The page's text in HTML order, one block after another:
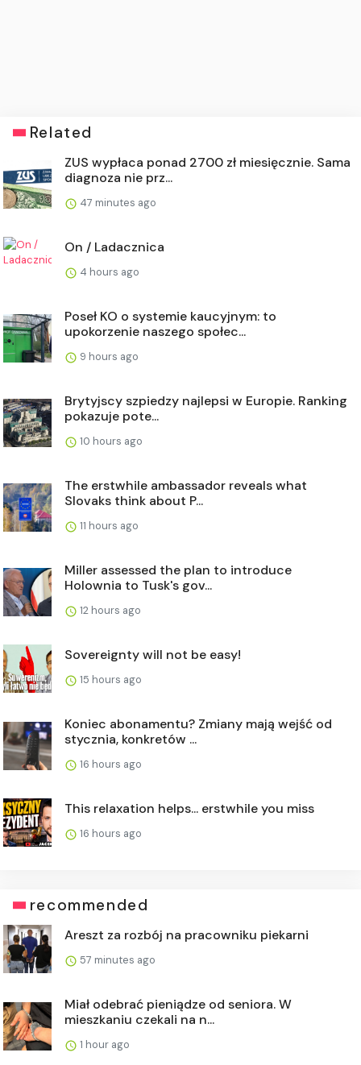
Related
ZUS wypłaca ponad 2700 zł miesięcznie. Sama
diagnoza nie prz...
47 minutes ago
On / Ladacznica
4 hours ago
Poseł KO o systemie kaucyjnym: to
upokorzenie naszego społec...
9 hours ago
Brytyjscy szpiedzy najlepsi w Europie. Ranking
pokazuje pote...
10 hours ago
The erstwhile ambassador reveals what
Slovaks think about P...
11 hours ago
Miller assessed the plan to introduce
Holownia to Tusk's gov...
12 hours ago
Sovereignty will not be easy!
15 hours ago
Koniec abonamentu? Zmiany mają wejść od
stycznia, konkretów ...
16 hours ago
This relaxation helps... erstwhile you miss
16 hours ago
recommended
Areszt za rozbój na pracowniku piekarni
57 minutes ago
Miał odebrać pieniądze od seniora. W
mieszkaniu czekali na n...
1 hour ago